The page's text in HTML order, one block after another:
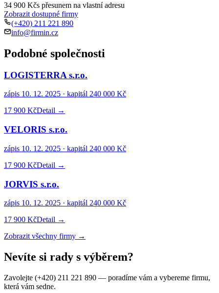
34 900 Kčs přesunem na vlastní adresu
Zobrazit dostupné firmy
(+420) 211 221 890
info@firmin.cz
Podobné společnosti
LOGISTERRA s.r.o.
zápis 10. 12. 2025 · kapitál 240 000 Kč
17 900 KčDetail →
VELORIS s.r.o.
zápis 10. 12. 2025 · kapitál 240 000 Kč
17 900 KčDetail →
JORVIS s.r.o.
zápis 10. 12. 2025 · kapitál 240 000 Kč
17 900 KčDetail →
Zobrazit všechny firmy →
Nevíte si rady s výběrem?
Zavolejte (+420) 211 221 890 — poradíme vám a vybereme firmu,
která vám sedne.